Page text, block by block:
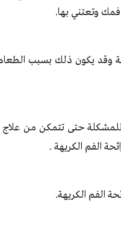
وتعتني بها.
وقد يكون ذلك بسبب الطعام
حتى تتمكن من علاج
الفم الكريهة .
الفم الكريهة.